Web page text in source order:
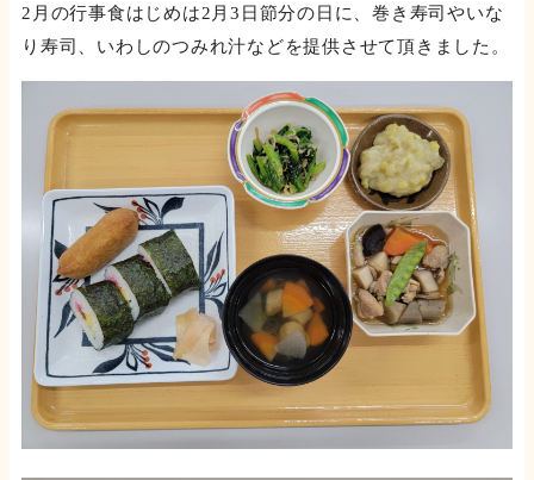
2月の行事食はじめは2月3日節分の日に、巻き寿司やいな
り寿司、いわしのつみれ汁などを提供させて頂きました。